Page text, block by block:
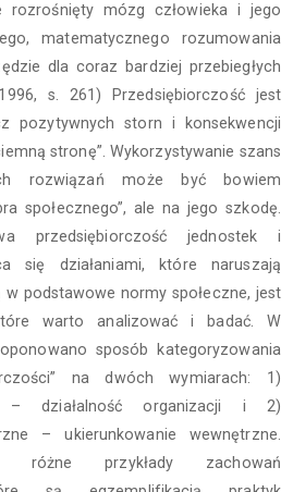
rozrośnięty mózg człowieka i jego
matematycznego rozumowania
dla coraz bardziej przebiegłych
s. 261) Przedsiębiorczość jest
pozytywnych storn i konsekwencji
stronę”. Wykorzystywanie szans
rozwiązań może być bowiem
społecznego”, ale na jego szkodę.
przedsiębiorczość jednostek i
się działaniami, które naruszają
podstawowe normy społeczne, jest
warto analizować i badać. W
sposób kategoryzowania
na dwóch wymiarach: 1)
– działalność organizacji i 2)
– ukierunkowanie wewnętrzne.
różne przykłady zachowań